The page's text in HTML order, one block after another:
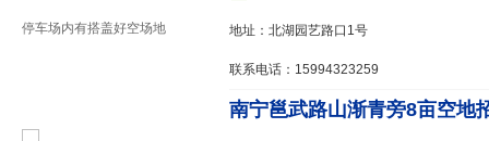
地址：北湖园艺路口1号
联系电话：15994323259
南宁邕武路山渐青旁8亩空地